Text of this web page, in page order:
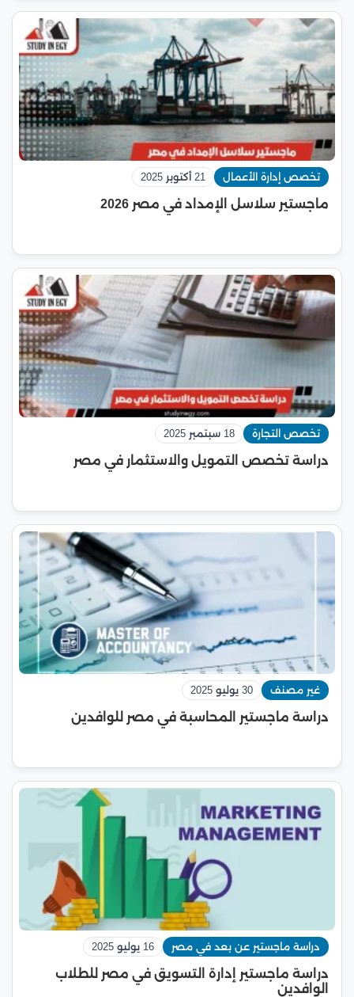
تخصص إدارة الأعمال 21 أكتوبر 2025
ماجستير سلاسل الإمداد في مصر 2026
تخصص التجارة 18 سبتمبر 2025
دراسة تخصص التمويل والاستثمار في مصر
غير مصنف 30 يوليو 2025
دراسة ماجستير المحاسبة في مصر للوافدين
دراسة ماجستير عن بعد في مصر 16 يوليو 2025
دراسة ماجستير إدارة التسويق في مصر للطلاب
الوافدين